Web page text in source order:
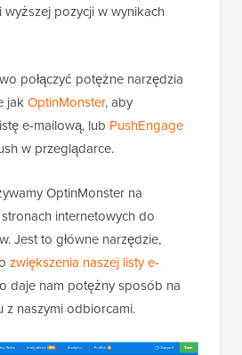
pozycji w wynikach
połączyć potężne narzędzia
jakOptinMonster, aby
e-mailową, lub PushEngage
w przeglądarce.
OptinMonster na
internetowych do
Jest to główne narzędzie,
zwiększenia naszej listy e-
daje nam potężny sposób na
z naszymi odbiorcami.